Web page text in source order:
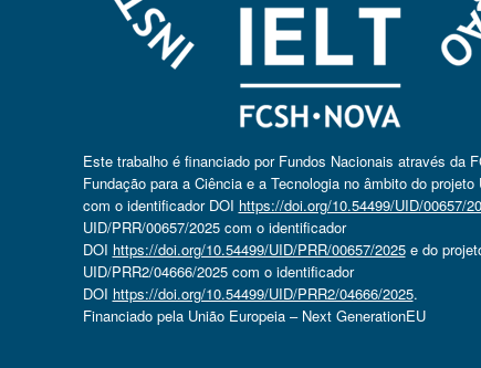
Este trabalho é financiado por Fundos Nacionais através da
Fundação para a Ciência e a Tecnologia no âmbito do projeto
com o identificador DOI https://doi.org/10.54499/UID/00657/
UID/PRR/00657/2025 com o identificador
DOI https://doi.org/10.54499/UID/PRR/00657/2025e do
UID/PRR2/04666/2025 com o identificador
DOI https://doi.org/10.54499/UID/PRR2/04666/2025.
Financiado pela União Europeia – Next GenerationEU